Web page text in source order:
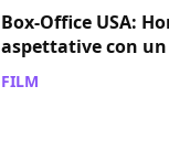
Box-Office USA:
aspettative con
FILM